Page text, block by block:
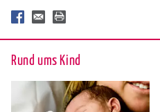
Rund ums Kind